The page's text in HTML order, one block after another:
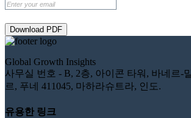
Download PDF
Global Growth Insights
사무실 번호 - B, 2층, 아이콘 타워, 바네르-
르, 푸네 411045, 마하라슈트라, 인도.
유용한 링크